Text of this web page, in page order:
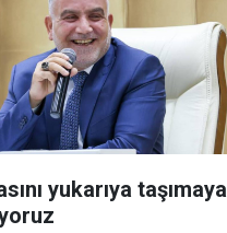
yukarıya taşımaya